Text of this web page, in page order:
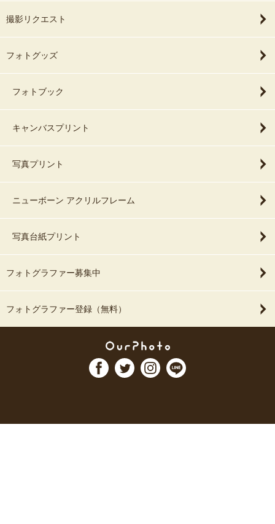
撮影リクエスト
フォトグッズ
フォトブック
キャンバスプリント
写真プリント
ニューボーン アクリルフレーム
写真台紙プリント
フォトグラファー募集中
フォトグラファー登録（無料）